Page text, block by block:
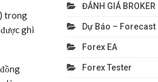
trong
ghi
ĐÁNH GIÁ BROKER
Dự Báo – Forecast
Forex EA
Forex Tester